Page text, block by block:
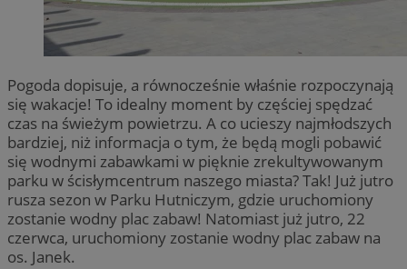
Pogoda dopisuje, a równocześnie właśnie rozpoczynają
się wakacje! To idealny moment by częściej spędzać
czas na świeżym powietrzu. A co ucieszy najmłodszych
bardziej, niż informacja o tym, że będą mogli pobawić
się wodnymi zabawkami w pięknie zrekultywowanym
parku w ścisłymcentrum naszego miasta? Tak! Już jutro
rusza sezon w Parku Hutniczym, gdzie uruchomiony
zostanie wodny plac zabaw! Natomiast już jutro, 22
czerwca, uruchomiony zostanie wodny plac zabaw na
os. Janek.